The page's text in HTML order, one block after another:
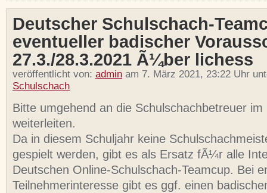
Deutscher Schulschach-
eventueller badischer
27.3./28.3.2021 Ã¼ber lichess
veröffentlicht von: admin am 7. März 2021, 23:22 Uhr
Schulschach
Bitte umgehend an die Schulschachbetreuer im
weiterleiten.
Da in diesem Schuljahr keine
gespielt werden, gibt es als Ersatz fÃ¼r alle
Deutschen Online-Schulschach-Teamcup. Bei
Teilnehmerinteresse gibt es ggf. einen